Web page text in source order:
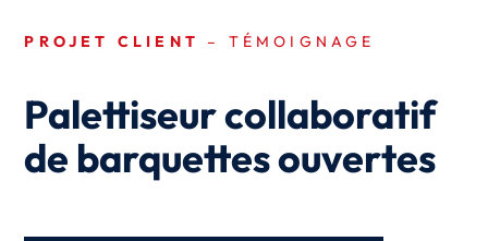
PROJET CLIENT – TÉMOIGNAGE
Palettiseur collaboratif
de barquettes ouvertes